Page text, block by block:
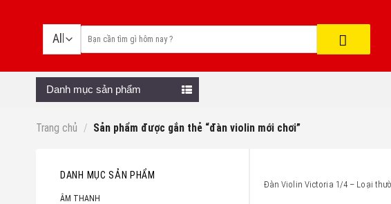
Danh mục sản phẩm
Trang chủ / Sản phẩm được gắn thẻ “đàn violin mới chơi”
DANH MỤC SẢN PHẨM
ÂM THANH
Đàn Violin Victoria 1/4 – Loại